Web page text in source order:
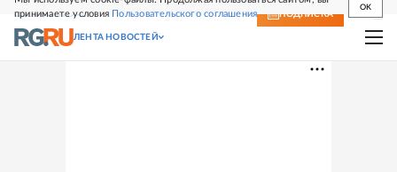
принимаете условия Пользовательского соглашения
OK
СВЕЖИЙ НОМЕР ПОДПИСКА
ЛЕНТА НОВОСТЕЙ